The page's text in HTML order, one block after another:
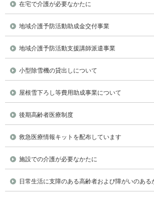
在宅で介護が必要なかたに
地域介護予防活動助成金交付事業
地域介護予防活動支援講師派遣事業
小型除雪機の貸出しについて
屋根雪下ろし等費用助成事業について
後期高齢者医療制度
救急医療情報キットを配布しています
施設での介護が必要なかたに
日常生活に支障のある高齢者および障がいのある